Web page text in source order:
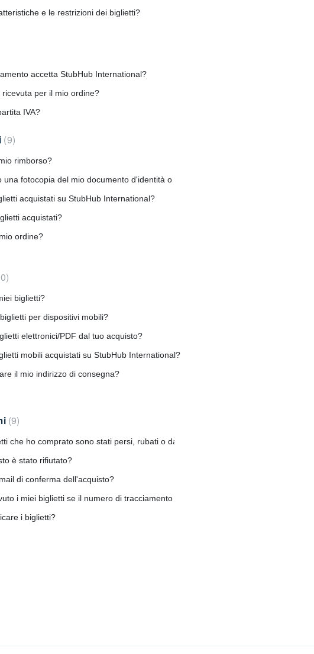
e le restrizioni dei biglietti?
accetta StubHub International?
per il mio ordine?
IVA?
9
rimborso?
una fotocopia del mio documento d'identità o passaporto quando acquisto i biglietti?
acquistati su StubHub International?
acquistati?
ordine?
biglietti?
per dispositivi mobili?
elettronici/PDF dal tuo acquisto?
mobili acquistati su StubHub International?
il mio indirizzo di consegna?
9
che ho comprato sono stati persi, rubati o danneggiati?
è stato rifiutato?
di conferma dell'acquisto?
i miei biglietti se il numero di tracciamento mostra che sono stati consegnati?
i biglietti?